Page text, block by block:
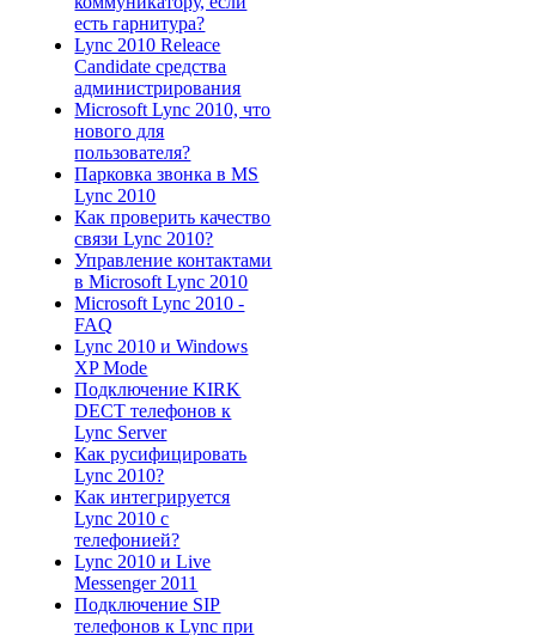
есть гарнитура?
Lync 2010 Releace
Candidate средства
администрирования
Microsoft Lync 2010, что
нового для
пользователя?
Парковка звонка в MS
Lync 2010
Как проверить качество
связи Lync 2010?
Управление контактами
в Microsoft Lync 2010
Microsoft Lync 2010 -
FAQ
Lync 2010 и Windows
XP Mode
Подключение KIRK
DECT телефонов к
Lync Server
Как русифицировать
Lync 2010?
Как интегрируется
Lync 2010 с
телефонией?
Lync 2010 и Live
Messenger 2011
Подключение SIP
телефонов к Lync при